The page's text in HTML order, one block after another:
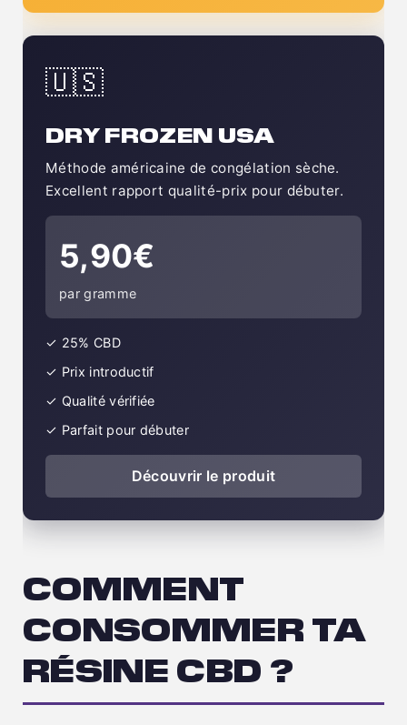
🇺🇸
DRY FROZEN USA
Méthode américaine de congélation sèche.
Excellent rapport qualité-prix pour débuter.
5,90€
par gramme
✓ 25% CBD
✓ Prix introductif
✓ Qualité vérifiée
✓ Parfait pour débuter
Découvrir le produit
COMMENT
CONSOMMER TA
RÉSINE CBD ?